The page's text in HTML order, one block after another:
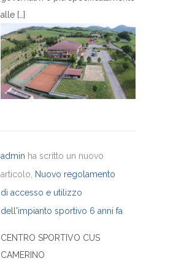
alle […]
admin ha scritto un nuovo
articolo, Nuovo regolamento
di accesso e utilizzo
dell'impianto sportivo 6 anni fa
CENTRO SPORTIVO CUS
CAMERINO